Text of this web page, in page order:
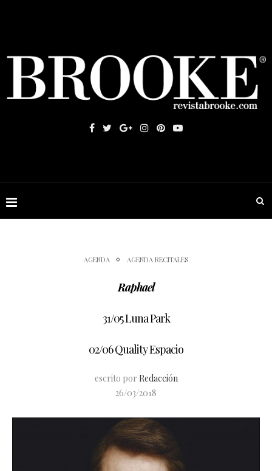
AGENDA AGENDA RECITALES
Raphael
31/05 Luna Park
02/06 Quality Espacio
escrito por Redacción
26/03/2018